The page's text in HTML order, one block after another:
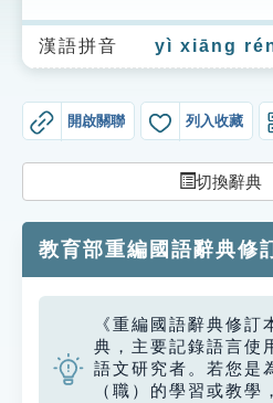
生字詞彙表
成語故事
索引選單
單字索引
生命大百科索引
遊戲專區
漢語拼音 yì xiāng
開啟關聯 列入收藏
切換辭典
教育部重編國語辭典修
《重編國語辭典修訂
典，主要記錄語言使
語文研究者。若您是
（職）的學習或教學